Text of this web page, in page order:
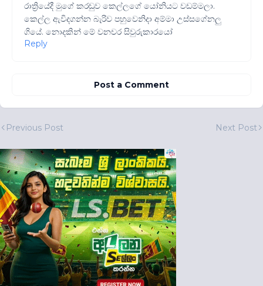
රාත්‍රියේදී මුගේ කරඬුව කෙල්ලගේ යෝනියට වඩම්මලා.
කෙල්ල ඇවිදගන්න බැරිව පහුවෙනිදා අම්මා උස්සගේනලු
ගියේ. නොදකින් මේ වනචර සිවුරුකාරයෝ
Reply
Post a Comment
Previous Post Next Post